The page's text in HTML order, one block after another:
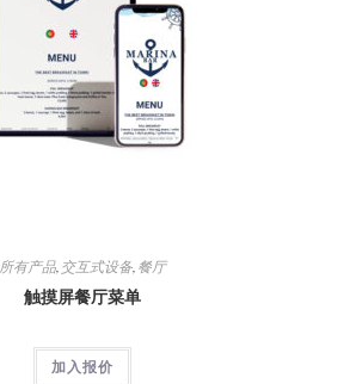
所有产品 交互式设备 餐厅
触摸屏餐厅菜单
加入报价